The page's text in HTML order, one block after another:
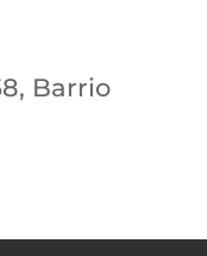
Barrio